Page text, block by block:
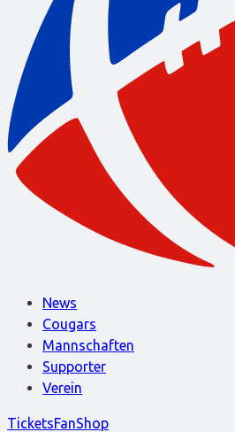
News
Cougars
Mannschaften
Supporter
Verein
TicketsFanShop